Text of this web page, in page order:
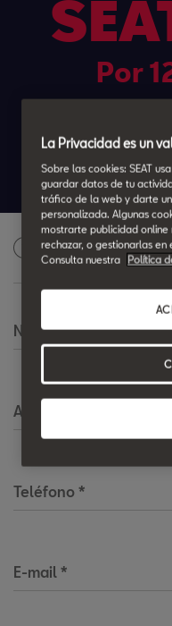
Por
Cuota
¡Déjanos tus
Solicita una
Nombre*
Apellido
Teléfono *
E-mail *
La Privacidad es un
Sobre las cookies: SEAT
guardar datos de tu
tráfico de la web y darte
personalizada. Algunas
mostrarte publicidad online
rechazar, o gestionarlas en
Consulta nuestra
Política